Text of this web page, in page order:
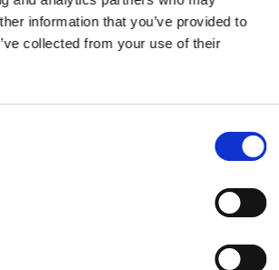
information that you’ve provided to
collected from your use of their
utan lack (55 mm)